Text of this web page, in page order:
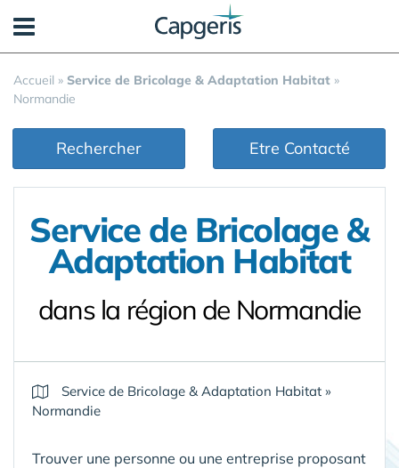
Accueil » Service de Bricolage & Adaptation Habitat »
Normandie
Rechercher Etre Contacté
Service de Bricolage &
Adaptation Habitat
dans la région de Normandie
Service de Bricolage & Adaptation Habitat »
Normandie
Trouver une personne ou une entreprise proposant